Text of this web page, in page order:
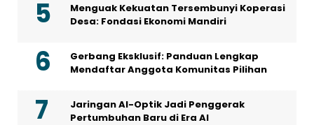
Menguak Kekuatan Tersembunyi Koperasi
Desa: Fondasi Ekonomi Mandiri
Gerbang Eksklusif: Panduan Lengkap
Mendaftar Anggota Komunitas Pilihan
Jaringan AI-Optik Jadi Penggerak
Pertumbuhan Baru di Era AI